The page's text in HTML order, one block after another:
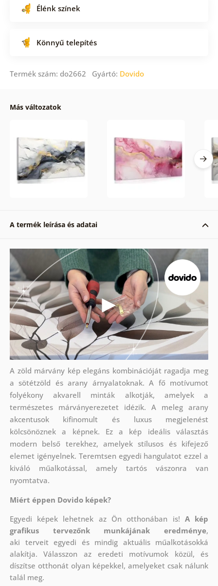
Élénk színek
Könnyű telepítés
Termék szám: do2662 Gyártó: Dovido
Más változatok
A termék leírása és adatai
A zöld márvány kép elegáns kombinációját ragadja meg
a sötétzöld és arany árnyalatoknak. A fő motívumot
folyékony akvarell minták alkotják, amelyek a
természetes márványerezetet idézik. A meleg arany
akcentusok kifinomult és luxus megjelenést
kölcsönöznek a képnek. Ez a kép ideális választás
modern belső terekhez, amelyek stílusos és kifejező
elemet igényelnek. Teremtsen egyedi hangulatot ezzel a
kiváló műalkotással, amely tartós vászonra van
nyomtatva.
Miért éppen Dovido képek?
Egyedi képek lehetnek az Ön otthonában is! A kép
grafikus tervezőnk munkájának eredménye,
aki terveit egyedi és mindig aktuális műalkotásokká
alakítja. Válasszon az eredeti motívumok közül, és
díszítse otthonát olyan képekkel, amelyeket csak nálunk
talál meg.